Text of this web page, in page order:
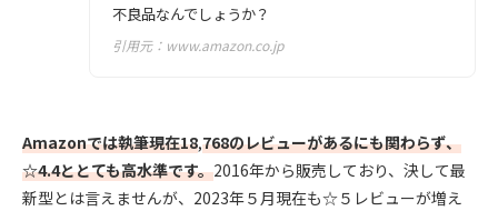
不良品なんでしょうか？
引用元： www.amazon.co.jp
Amazonでは執筆現在18,768のレビューがあるにも関わらず、
☆4.4ととても高水準です。2016年から販売しており、決して最
新型とは言えませんが、2023年５月現在も☆５レビューが増え